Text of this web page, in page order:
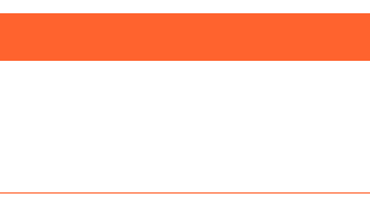
Posizioni Aperte Trento Assistente